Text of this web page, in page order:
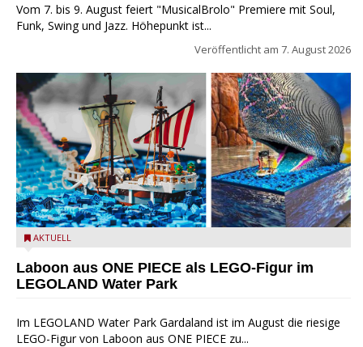
Vom 7. bis 9. August feiert "MusicalBrolo" Premiere mit Soul,
Funk, Swing und Jazz. Höhepunkt ist...
Veröffentlicht am 7. August 2026
Laboon aus ONE PIECE als LEGO-Figur im LEGOLAND Water
AKTUELL
Laboon aus ONE PIECE als LEGO-Figur im
LEGOLAND Water Park
Im LEGOLAND Water Park Gardaland ist im August die riesige
LEGO-Figur von Laboon aus ONE PIECE zu...